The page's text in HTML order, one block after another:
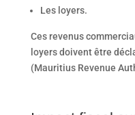
Les loyers.
Ces revenus
loyers doivent être
(Mauritius Revenue